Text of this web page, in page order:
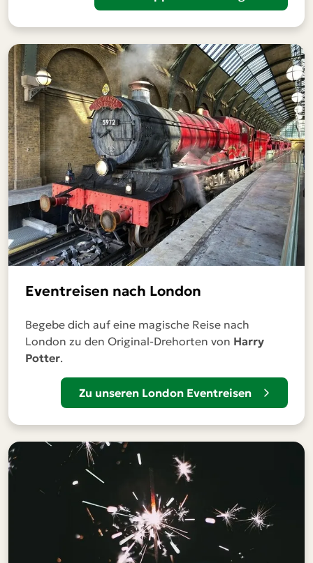
Eventreisen nach London
Begebe dich auf eine magische Reise nach
London zu den Original-Drehorten von Harry
Potter.
Zu unseren London Eventreisen